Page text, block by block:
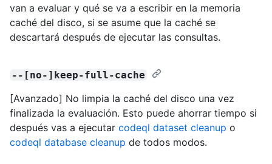
van a evaluar y qué se va a escribir en la memoria
caché del disco, si se asume que la caché se
descartará después de ejecutar las consultas.
--[no-]keep-full-cache
[Avanzado] No limpia la caché del disco una vez
finalizada la evaluación. Esto puede ahorrar tiempo si
después vas a ejecutar codeql dataset cleanup o
codeql database cleanup de todos modos.